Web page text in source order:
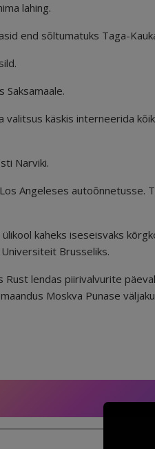
lahing.
end sõltumatuks Taga-
Saksamaale.
valitsus käskis interneerida
Narviki.
Angeleses autoõnnetusse.
kaheks iseseisvaks
Brusseliks.
Rust lendas piirivalvurite
Moskva Punase